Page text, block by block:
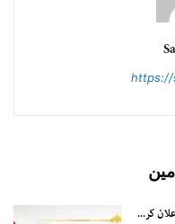
https://
کر...